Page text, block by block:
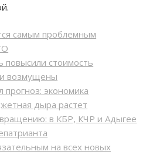
самым проблемным
повысили стоимость
возмущены
экономика
дыра растет
в КБР, КЧР и Адыгее
на всех новых